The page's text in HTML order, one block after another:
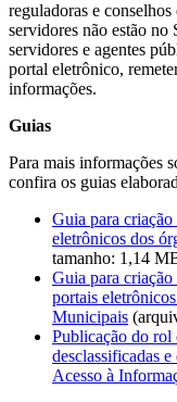
reguladoras e
servidores não estão
servidores e agentes
portal eletrônico,
informações.
Guias
Para mais informações
confira os guias
Guia para criação
eletrônicos dos
tamanho: 1,14
Guia para
portais
Municipais
Publicação do rol
desclassificadas
Acesso à